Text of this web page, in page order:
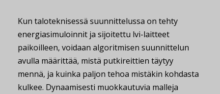
Kun taloteknisessä suunnittelussa on tehty
energiasimuloinnit ja sijoitettu lvi-laitteet
paikoilleen, voidaan algoritmisen suunnittelun
avulla määrittää, mistä putkireittien täytyy
mennä, ja kuinka paljon tehoa mistäkin kohdasta
kulkee. Dynaamisesti muokkautuvia malleja